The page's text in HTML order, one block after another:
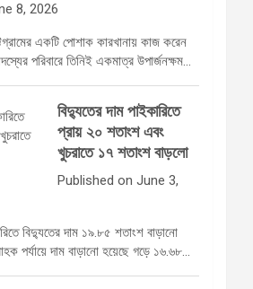
8, 2026
একটি পোশাক কারখানায় কাজ করেন
পরিবারে তিনিই একমাত্র উপার্জনক্ষম…
বিদ্যুতের দাম পাইকারিতে
প্রায় ২০ শতাংশ এবং
খুচরাতে ১৭ শতাংশ বাড়লো
Published on June 3,
বিদ্যুতের দাম ১৯.৮৫ শতাংশ বাড়ানো
পর্যায়ে দাম বাড়ানো হয়েছে গড়ে ১৬.৬৮…